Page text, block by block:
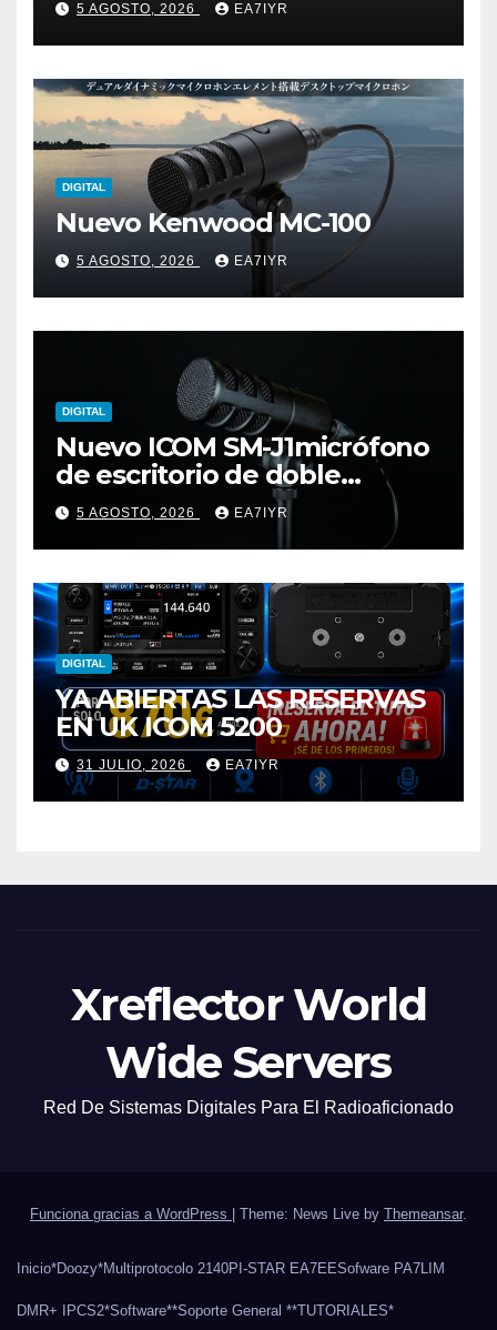
5 AGOSTO, 2026 EA7IYR
DIGITAL
Nuevo Kenwood MC-100
5 AGOSTO, 2026 EA7IYR
DIGITAL
Nuevo ICOM SM-J1micrófono
de escritorio de doble
elemento premium
5 AGOSTO, 2026 EA7IYR
DIGITAL
YA ABIERTAS LAS RESERVAS
EN UK ICOM 5200
31 JULIO, 2026 EA7IYR
Xreflector World
Wide Servers
Red De Sistemas Digitales Para El Radioaficionado
Funciona gracias a WordPress Theme: News Live by Themeansar.
Inicio*Doozy*Multiprotocolo 2140PI-STAR EA7EESofware PA7LIM
DMR+ IPCS2*Software**Soporte General **TUTORIALES*